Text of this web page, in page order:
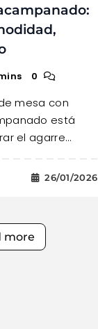
0
mesa con
está
el agarre…
26/01/2026
more